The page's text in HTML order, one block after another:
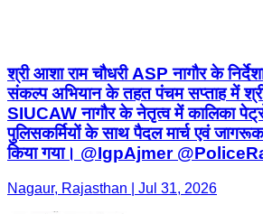
Nagaur, Rajasthan | Jul 31, 2026